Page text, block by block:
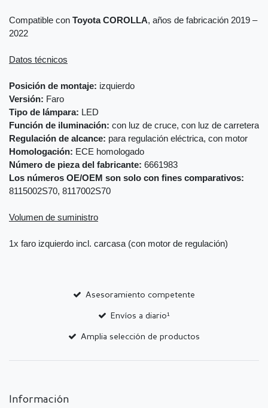
Compatible con Toyota COROLLA, años de fabricación 2019 –
2022
Datos técnicos
Posición de montaje: izquierdo
Versión: Faro
Tipo de lámpara: LED
Función de iluminación: con luz de cruce, con luz de carretera
Regulación de alcance: para regulación eléctrica, con motor
Homologación: ECE homologado
Número de pieza del fabricante: 6661983
Los números OE/OEM son solo con fines comparativos:
8115002S70, 8117002S70
Volumen de suministro
1x faro izquierdo incl. carcasa (con motor de regulación)
Asesoramiento competente
Envíos a diario¹
Amplia selección de productos
Información